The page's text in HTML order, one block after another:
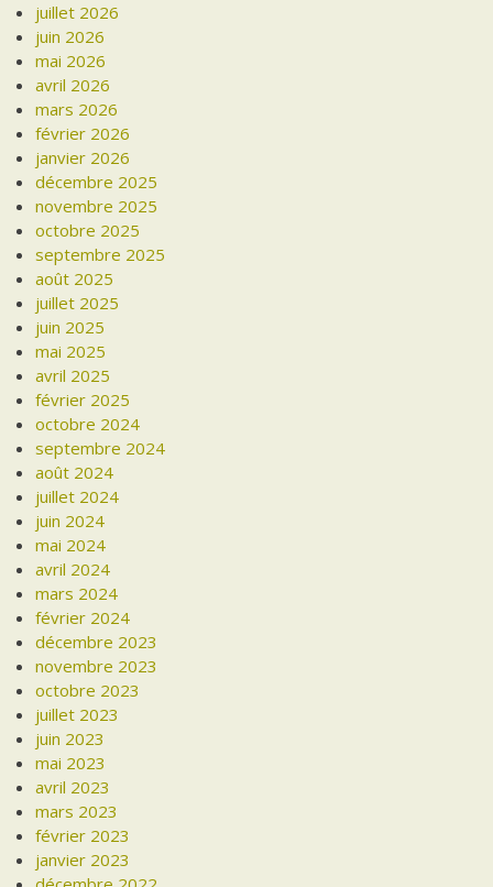
juillet 2026
juin 2026
mai 2026
avril 2026
mars 2026
février 2026
janvier 2026
décembre 2025
novembre 2025
octobre 2025
septembre 2025
août 2025
juillet 2025
juin 2025
mai 2025
avril 2025
février 2025
octobre 2024
septembre 2024
août 2024
juillet 2024
juin 2024
mai 2024
avril 2024
mars 2024
février 2024
décembre 2023
novembre 2023
octobre 2023
juillet 2023
juin 2023
mai 2023
avril 2023
mars 2023
février 2023
janvier 2023